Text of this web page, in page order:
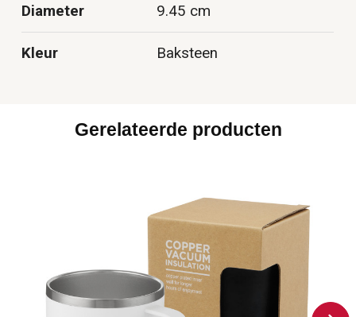
Diameter 9.45 cm
Kleur Baksteen
Gerelateerde producten